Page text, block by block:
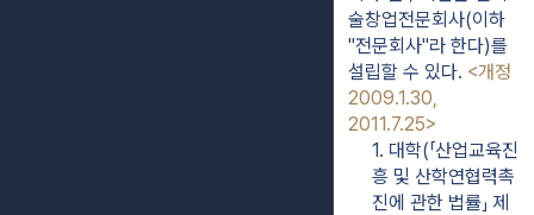
술창업전문회사(이하
"전문회사"라 한다)를
설립할 수 있다. <개정
2009.1.30,
2011.7.25>
1. 대학(「산업교육진
흥 및 산학연협력촉
진에 관한 법률」 제